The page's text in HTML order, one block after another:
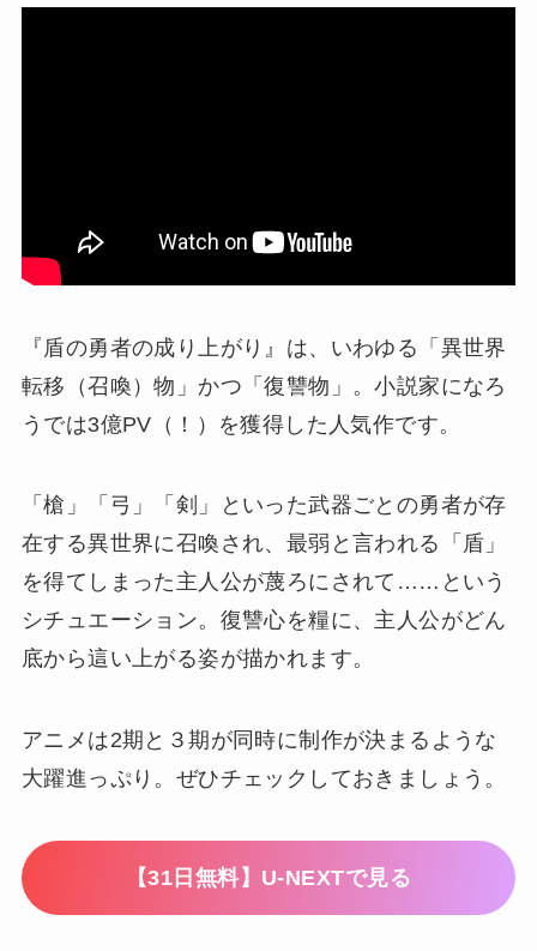
『盾の勇者の成り上がり』は、いわゆる「異世界
転移（召喚）物」かつ「復讐物」。小説家になろ
うでは3億PV（！）を獲得した人気作です。
「槍」「弓」「剣」といった武器ごとの勇者が存
在する異世界に召喚され、最弱と言われる「盾」
を得てしまった主人公が蔑ろにされて……という
シチュエーション。復讐心を糧に、主人公がどん
底から這い上がる姿が描かれます。
アニメは2期と３期が同時に制作が決まるような
大躍進っぷり。ぜひチェックしておきましょう。
【31日無料】U-NEXTで見る